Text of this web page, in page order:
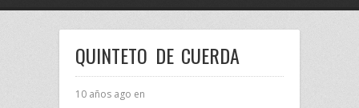
QUINTETO DE CUERDA
10 años ago en